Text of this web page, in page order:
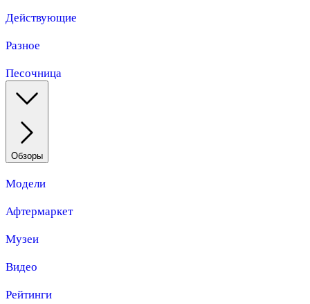
Действующие
Разное
Песочница
Обзоры
Модели
Афтермаркет
Музеи
Видео
Рейтинги